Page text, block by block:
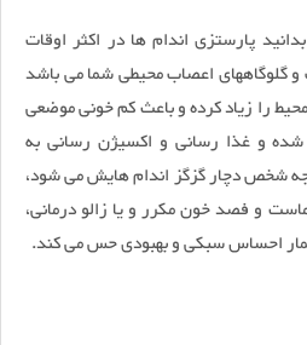
پارستزی اندام ها در اکثر اوقات
گلوگاههای اعصاب محیطی شما می باشد
را زیاد کرده و باعث کم خونی موضعی
و غذا رسانی و اکسیژن رسانی به
شخص دچار گزگز اندام هایش می شود،
و فصد خون مکرر و یا زالو درمانی،
احساس سبکی و بهبودی حس می کند.